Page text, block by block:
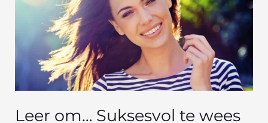
Leer om… Suksesvol te wees
Suksesvol
wees
spyte
van
…